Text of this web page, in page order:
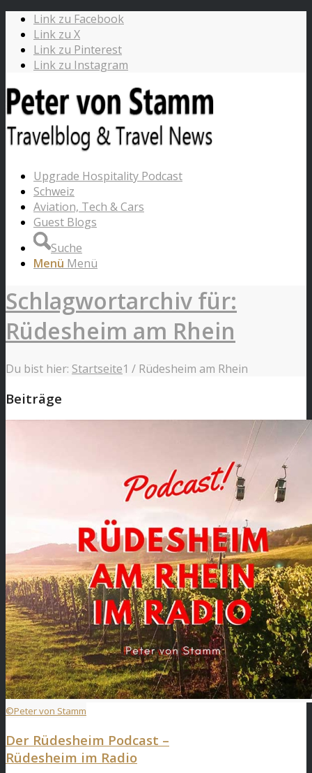
Link zu Facebook
Link zu X
Link zu Pinterest
Link zu Instagram
Upgrade Hospitality Podcast
Schweiz
Aviation, Tech & Cars
Guest Blogs
Suche
Menü Menü
Schlagwortarchiv für:
Rüdesheim am Rhein
Du bist hier: Startseite1 / Rüdesheim am Rhein
Beiträge
©Peter von Stamm
Der Rüdesheim Podcast –
Rüdesheim im Radio